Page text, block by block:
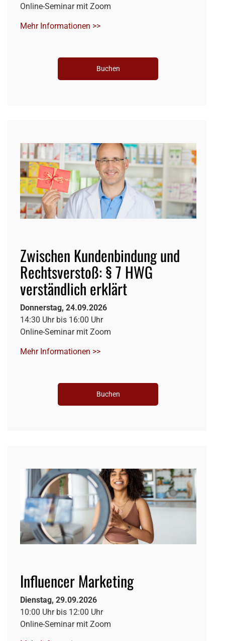
Online-Seminar mit Zoom
Mehr Informationen >>
Buchen
Zwischen Kundenbindung und
Rechtsverstoß: § 7 HWG
verständlich erklärt
Donnerstag, 24.09.2026
14:30 Uhr bis 16:00 Uhr
Online-Seminar mit Zoom
Mehr Informationen >>
Buchen
Influencer Marketing
Dienstag, 29.09.2026
10:00 Uhr bis 12:00 Uhr
Online-Seminar mit Zoom